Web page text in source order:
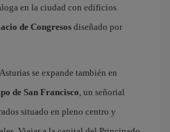
en la ciudad con edificios
de Congresos diseñado por
se expande también en
de San Francisco, un señorial
situado en pleno centro y